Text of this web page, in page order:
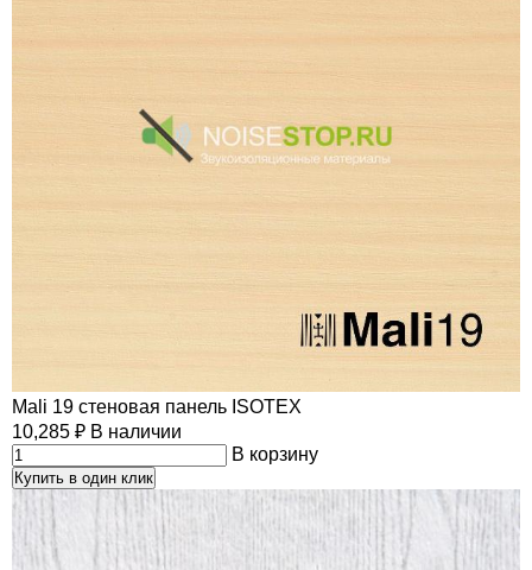
Mali 19 стеновая панель ISOTEX
10,285 ₽ В наличии
В корзину
Купить в один клик